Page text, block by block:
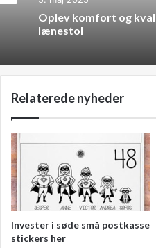
Oplev komfort og
lænestol
Relaterede nyheder
Invester i søde små postkasse
stickers her